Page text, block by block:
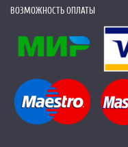
ВОЗМОЖНОСТЬ ОПЛАТЫ